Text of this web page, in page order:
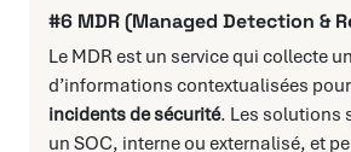
#6 MDR (Managed Detection &
Le MDR est un service qui collecte
d’informations contextualisées pour
incidents de sécurité. ​​Les solutions
un SOC, interne ou externalisé, et